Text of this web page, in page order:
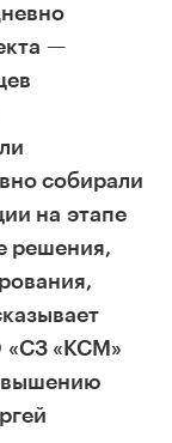
—
собирали
на этапе
решения,
«СЗ «КСМ»